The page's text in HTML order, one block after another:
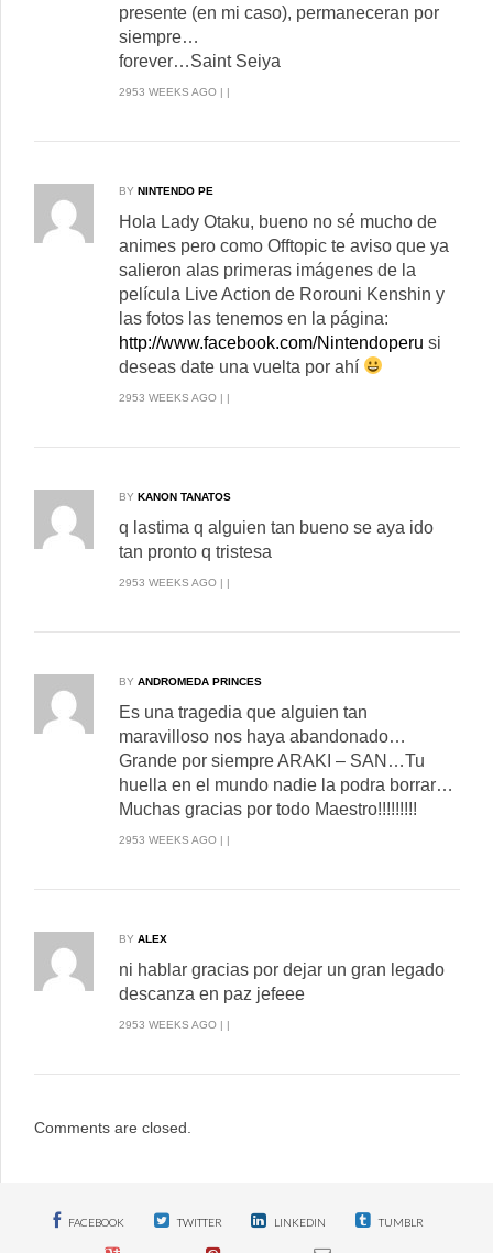
presente (en mi caso), permaneceran por
siempre…
forever…Saint Seiya
2953 WEEKS AGO | |
BY NINTENDO PE
Hola Lady Otaku, bueno no sé mucho de
animes pero como Offtopic te aviso que ya
salieron alas primeras imágenes de la
película Live Action de Rorouni Kenshin y
las fotos las tenemos en la página:
http://www.facebook.com/Nintendoperu si
deseas date una vuelta por ahí
2953 WEEKS AGO | |
BY KANON TANATOS
q lastima q alguien tan bueno se aya ido
tan pronto q tristesa
2953 WEEKS AGO | |
BY ANDROMEDA PRINCES
Es una tragedia que alguien tan
maravilloso nos haya abandonado…
Grande por siempre ARAKI – SAN…Tu
huella en el mundo nadie la podra borrar…
Muchas gracias por todo Maestro!!!!!!!!!
2953 WEEKS AGO | |
BY ALEX
ni hablar gracias por dejar un gran legado
descanza en paz jefeee
2953 WEEKS AGO | |
Comments are closed.
FACEBOOK TWITTER LINKEDIN TUMBLR